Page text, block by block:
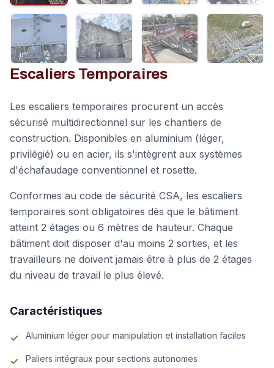
Escaliers Temporaires
Les escaliers temporaires procurent un accès
sécurisé multidirectionnel sur les chantiers de
construction. Disponibles en aluminium (léger,
privilégié) ou en acier, ils s'intègrent aux systèmes
d'échafaudage conventionnel et rosette.
Conformes au code de sécurité CSA, les escaliers
temporaires sont obligatoires dès que le bâtiment
atteint 2 étages ou 6 mètres de hauteur. Chaque
bâtiment doit disposer d'au moins 2 sorties, et les
travailleurs ne doivent jamais être à plus de 2 étages
du niveau de travail le plus élevé.
Caractéristiques
✓ Aluminium léger pour manipulation et installation faciles
✓ Paliers intégraux pour sections autonomes